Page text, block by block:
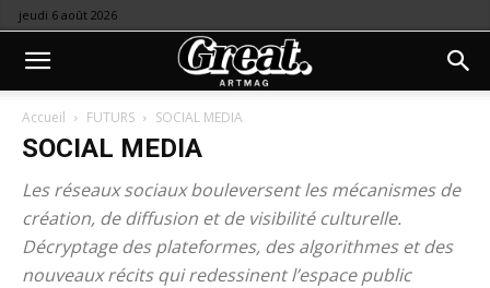
jeudi 6 août 2026
Accueil FUTURS SOCIAL MEDIA
SOCIAL MEDIA
Les réseaux sociaux bouleversent les mécanismes de
création, de diffusion et de visibilité culturelle.
Décryptage des plateformes, des algorithmes et des
nouveaux récits qui redessinent l’espace public